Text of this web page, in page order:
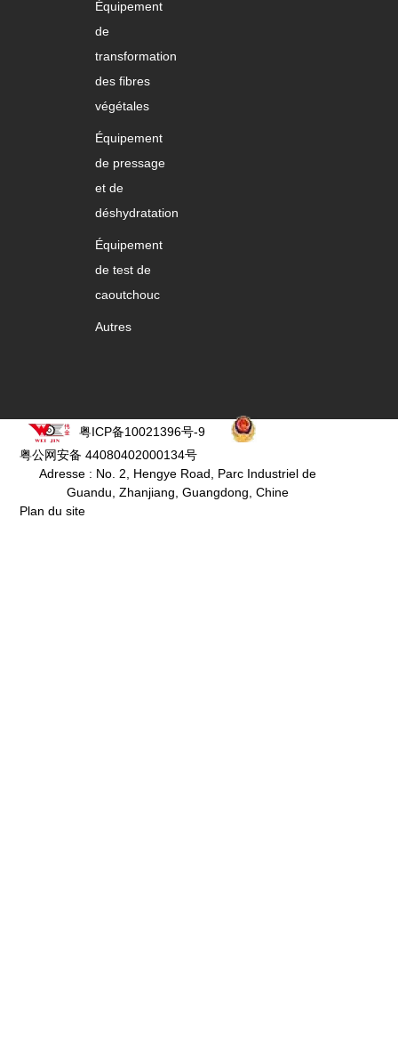
Équipement
de
transformation
des fibres
végétales
Équipement
de pressage
et de
déshydratation
Équipement
de test de
caoutchouc
Autres
粤ICP备10021396号-9
粤公网安备 44080402000134号
Adresse : No. 2, Hengye Road, Parc Industriel de
Guandu, Zhanjiang, Guangdong, Chine
Plan du site